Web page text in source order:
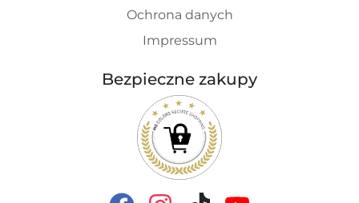
Ochrona danych
Impressum
Bezpieczne zakupy